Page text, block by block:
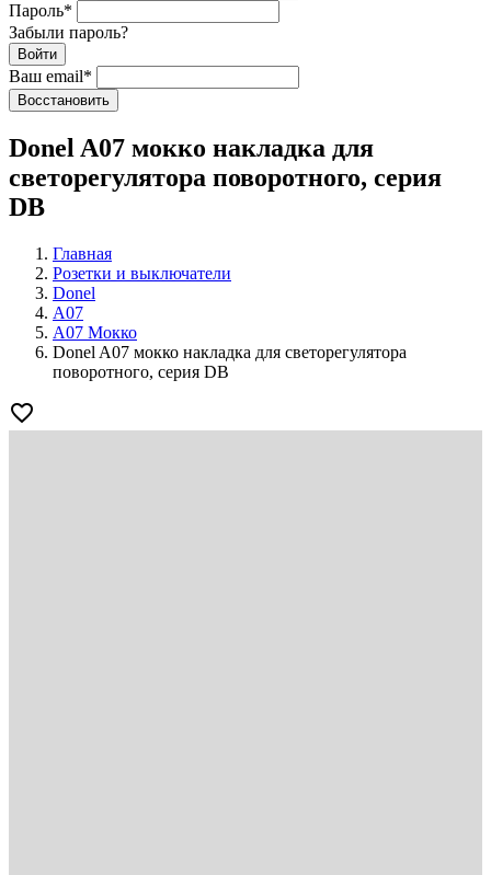
Пароль*
Забыли пароль?
Войти
Ваш email*
Воcстановить
Donel A07 мокко накладка для
светорегулятора поворотного, серия
DB
Главная
Розетки и выключатели
Donel
A07
A07 Мокко
Donel A07 мокко накладка для светорегулятора
поворотного, серия DB
favorite_border